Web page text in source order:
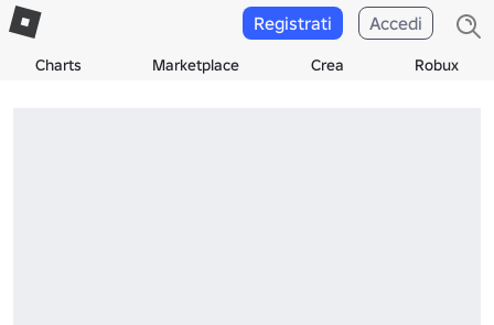
Charts Marketplace Crea Robux
Registrati Accedi